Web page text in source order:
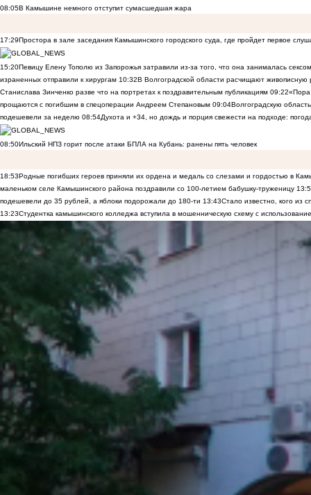
08:05В Камышине немного отступит сумасшедшая жара
17:29Простора в зале заседания Камышинского городского суда, где пройдет первое
15:20Певицу Елену Тополю из Запорожья затравили из-за того, что она занималась
израненных отправили к хирургам 10:32В Волгоградской области расчищают
Станислава Зинченко разве что на портретах к поздравительным публикациям 09:22«Пора
прощаются с погибшим в спецоперации Андреем Степановым 09:04Волгоградскую
подешевели за неделю 08:54Духота и +34, но дождь и порция свежести на подходе:
08:50Ильский НПЗ горит после атаки БПЛА на Кубань: ранены пять человек
18:53Родные погибших героев приняли их ордена и медаль со слезами и гордостью в
маленьком селе Камышинского района поздравили со 100-летием бабушку-труженицу
подешевели до 35 рублей, а яблоки подорожали до 180-ти 13:43Стало известно, кого из
13:23Студентка камышинского колледжа вступила в мошенническую схему с